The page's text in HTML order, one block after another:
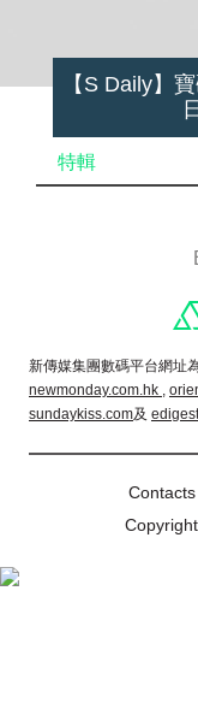
【S Daily】
特輯
新傳媒集團數碼平台網址
newmonday.com.hk ,
sundaykiss.com及
Contacts